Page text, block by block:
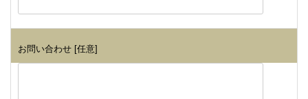
お問い合わせ [任意]